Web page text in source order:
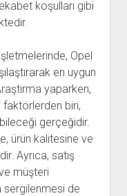
koşulları gibi
Opel
en uygun
yaparken,
faktörlerden biri,
gerçeğidir.
ürün kalitesine ve
Ayrıca, satış
müşteri
sergilenmesi de